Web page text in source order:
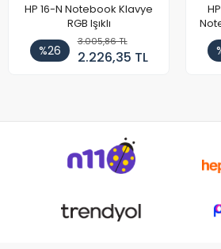
HP 16-N Notebook Klavye
RGB Işıklı
%26
3.005,86 TL
2.226,35 TL